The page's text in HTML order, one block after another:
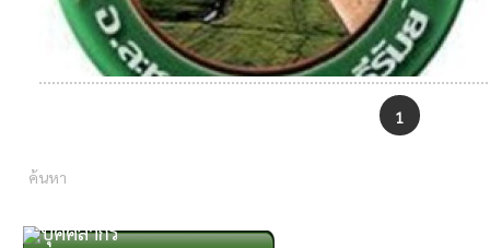
1
บุคคลากร